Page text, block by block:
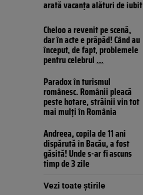
arată vacanța alături de iubit
Cheloo a revenit pe scenă,
dar în acte e prăpăd! Când au
început, de fapt, problemele
pentru celebrul...
Paradox în turismul
românesc. Românii pleacă
peste hotare, străinii vin tot
mai mulți în România
Andreea, copila de 11 ani
dispărută în Bacău, a fost
găsită! Unde s-ar fi ascuns
timp de 3 zile
Vezi toate știrile